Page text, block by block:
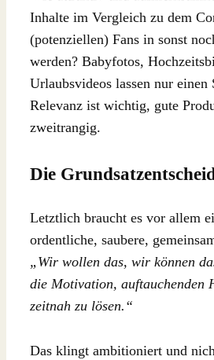
Inhalte im Vergleich zu dem
(potenziellen) Fans in sonst
werden? Babyfotos,
Urlaubsvideos lassen nur einen
Relevanz ist wichtig, gute
zweitrangig.
Die
Letztlich braucht es vor allem
ordentliche, saubere,
„Wir wollen das, wir können
die Motivation, auftauchenden
zeitnah zu lösen.“
Das klingt ambitioniert und